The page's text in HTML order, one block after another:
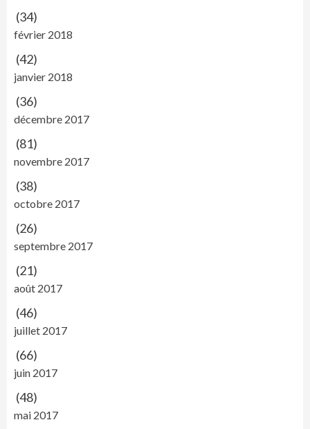
(34)
février 2018
(42)
janvier 2018
(36)
décembre 2017
(81)
novembre 2017
(38)
octobre 2017
(26)
septembre 2017
(21)
août 2017
(46)
juillet 2017
(66)
juin 2017
(48)
mai 2017